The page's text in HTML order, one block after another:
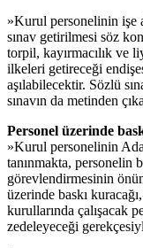
»Kurul personelinin işe
sınav getirilmesi söz
torpil, kayırmacılık ve
ilkeleri getireceği
aşılabilecektir. Sözlü
sınavın da metinden
Personel üzerinde
»Kurul personelinin
tanınmakta, personelin
görevlendirmesinin
üzerinde baskı
kurullarında çalışacak
zedeleyeceği